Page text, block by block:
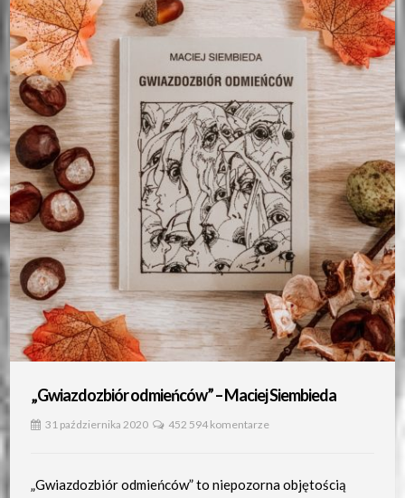
„Gwiazdozbiór odmieńców” – Maciej Siembieda
31 października 2020 452 594 komentarze
„Gwiazdozbiór odmieńców” to niepozorna objętością